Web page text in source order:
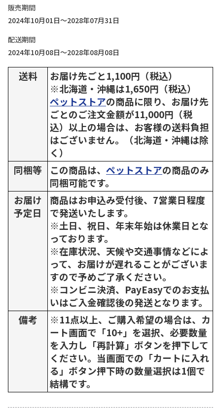
販売期間
2024年10月01日～2028年07月31日
配送期間
2024年10月08日～2028年08月08日
送料
お届け先ごと1,100円（税込）
※北海道・沖縄は1,650円（税込）
ペットストアの商品に限り、お届け先
ごとのご注文金額が11,000円（税
込）以上の場合は、お客様の送料負担
はございません。（北海道・沖縄は除
く）
同梱等
この商品は、 ペットストアの商品のみ
同梱可能です。
お届け
予定日
商品はお申込み受付後、7営業日程度
で発送いたします。
※土日、祝日、年末年始は休業日とな
っております。
※在庫状況、天候や交通事情などによ
って、お届けが遅れることがございま
すので予めご了承ください。
※コンビニ決済、PayEasyでのお支払
いはご入金確認後の発送となります。
備考
※11点以上、ご購入希望の場合は、カ
ート画面で「10+」を選択、必要数量
を入力し「再計算」ボタンを押下して
ください。当画面での「カートに入れ
る」ボタン押下時の数量選択は1個で
結構です。